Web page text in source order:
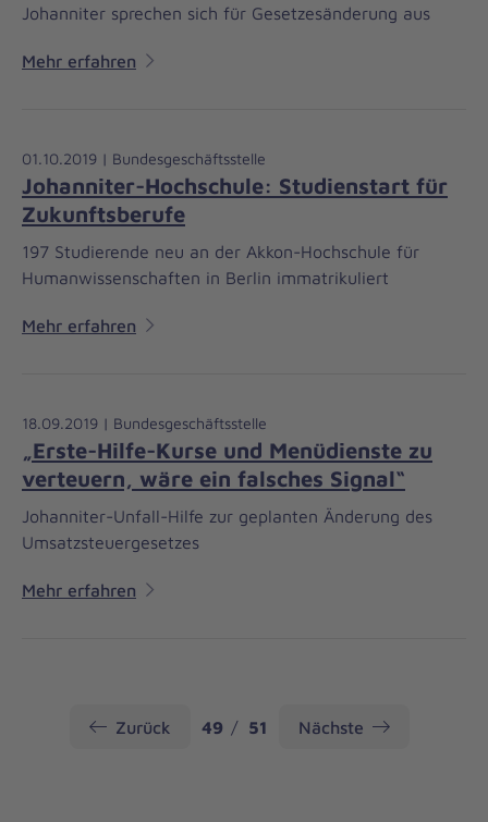
Johanniter sprechen sich für Gesetzesänderung aus
Mehr erfahren
01.10.2019 | Bundesgeschäftsstelle
Johanniter-Hochschule: Studienstart für
Zukunftsberufe
197 Studierende neu an der Akkon-Hochschule für
Humanwissenschaften in Berlin immatrikuliert
Mehr erfahren
18.09.2019 | Bundesgeschäftsstelle
„Erste-Hilfe-Kurse und Menüdienste zu
verteuern, wäre ein falsches Signal“
Johanniter-Unfall-Hilfe zur geplanten Änderung des
Umsatzsteuergesetzes
Mehr erfahren
Zurück Seite
49 Seite
51 Nächste